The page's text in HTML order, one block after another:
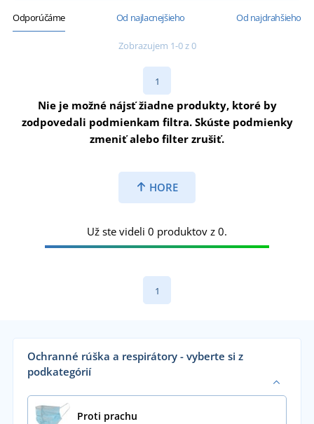
Odporúčáme Od najlacnejšieho Od najdrahšieho
Zobrazujem 1-0 z 0
1
Nie je možné nájsť žiadne produkty, ktoré by
zodpovedali podmienkam filtra. Skúste podmienky
zmeniť alebo filter zrušiť.
HORE
Už ste videli 0 produktov z 0.
1
Ochranné rúška a respirátory - vyberte si z
podkategórií
Proti prachu